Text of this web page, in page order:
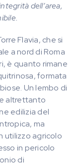
dell’area,
Flavia, che si
a nord di Roma
è quanto rimane
formata
Un lembo di
altrettanto
edilizia del
ma
utilizzo agricolo
in pericolo
di